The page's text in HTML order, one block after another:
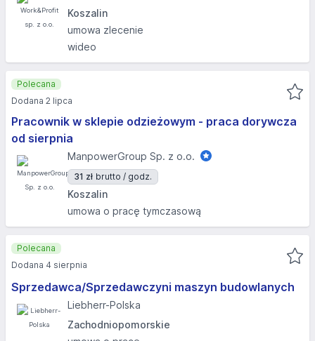
Koszalin
umowa zlecenie
wideo
Pracownik w sklepie odzieżowym - praca dorywcza
od sierpnia
ManpowerGroup Sp. z o.o.
31 zł brutto / godz.
Koszalin
umowa o pracę tymczasową
Polecana
Dodana 2 lipca
Sprzedawca/Sprzedawczyni maszyn budowlanych
Liebherr-Polska
Zachodniopomorskie
Polecana
Dodana 4 sierpnia